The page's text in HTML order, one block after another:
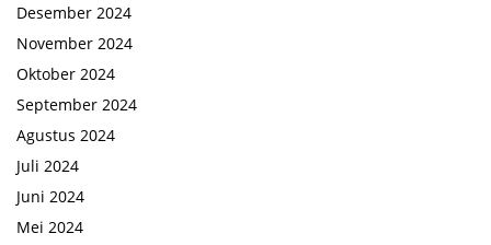
Desember 2024
November 2024
Oktober 2024
September 2024
Agustus 2024
Juli 2024
Juni 2024
Mei 2024